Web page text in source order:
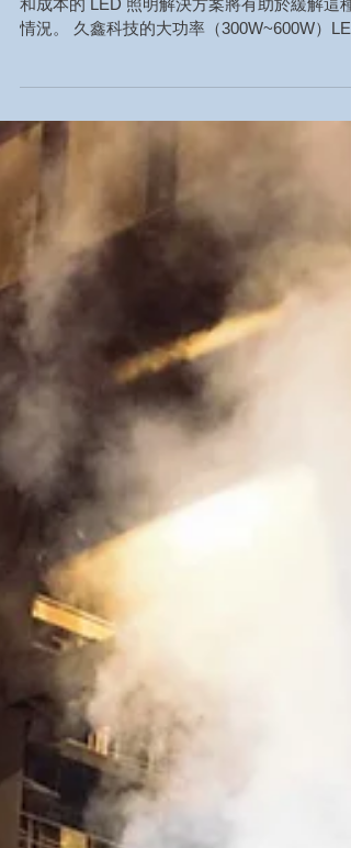
(300W~600W)
和成本的 LED 照明解決方案將有助於緩解這種
燈適用於60~100°C的高溫環境，可為惡劣環境
提供良好的照明，也是節能的最佳選擇。